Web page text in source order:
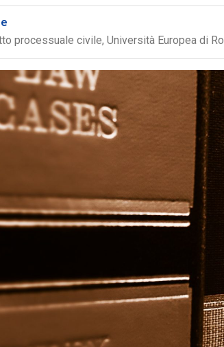
processuale civile, Università Europea di